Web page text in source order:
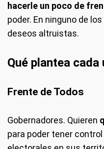
hacerle un poco de
poder. En ninguno de
deseos altruistas.
Qué plantea cada
Frente de Todos
Gobernadores. Quieren
para poder tener